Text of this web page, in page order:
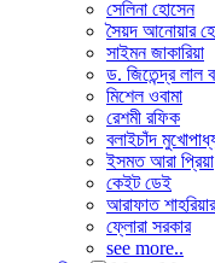
সেলিনা হোসেন
সৈয়দ আনোয়ার
সাইমন জাকারিয়া
ড. জিতেন্দ্র লাল
মিশেল ওবামা
রেশমী রফিক
বলাইচাঁদ
ইসমত আরা প্রিয়া
কেইট ডেই
আরাফাত শাহরিয়ার
ফ্লোরা সরকার
see more..